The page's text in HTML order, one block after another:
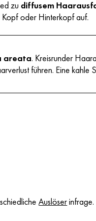
zu diffusem
Kopf oder Hinterkopf auf.
areata. Kreisrunder
führen. Eine
Auslöser